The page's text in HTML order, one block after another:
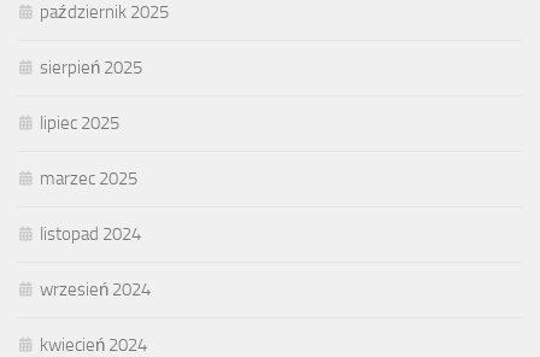
październik 2025
sierpień 2025
lipiec 2025
marzec 2025
listopad 2024
wrzesień 2024
kwiecień 2024